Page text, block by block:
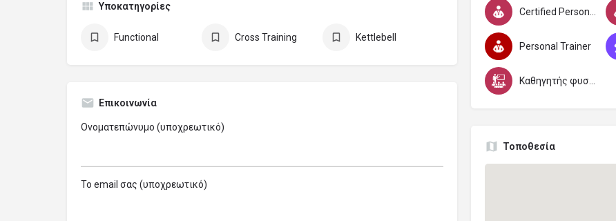
Certified Personal Trainer C.P.T.
Personal Trainer
Καθηγητής φυσικής αγωγής και αθλητισμού
Υποκατηγορίες
Functional Cross Training Kettlebell
Επικοινωνία
Ονοματεπώνυμο (υποχρεωτικό)
Το email σας (υποχρεωτικό)
Τοποθεσία